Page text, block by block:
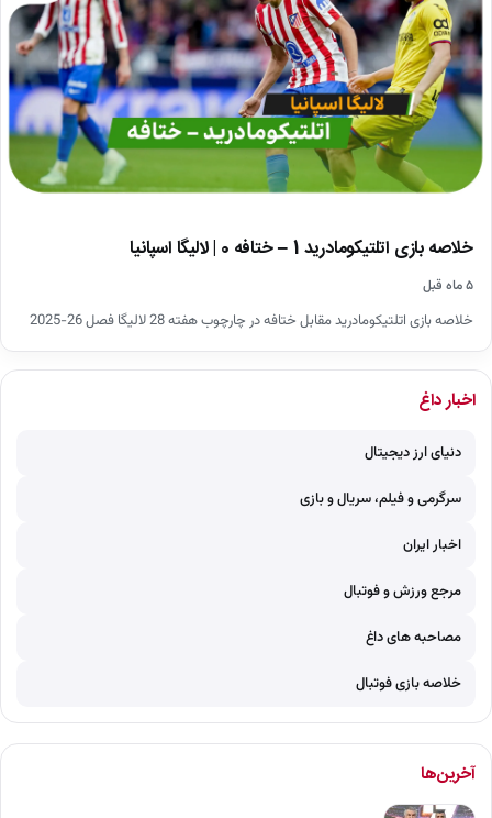
خلاصه بازی اتلتیکومادرید 1 – ختافه 0 | لالیگا اسپانیا
۵ ماه قبل
خلاصه بازی اتلتیکومادرید مقابل ختافه در چارچوب هفته 28 لالیگا فصل 26-2025
اخبار داغ
دنیای ارز دیجیتال
سرگرمی و فیلم، سریال و بازی
اخبار ایران
مرجع ورزش و فوتبال
مصاحبه های داغ
خلاصه بازی فوتبال
آخرین‌ها